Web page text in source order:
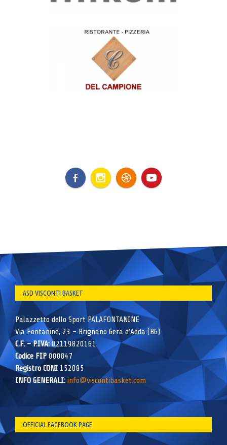
ASD VISCONTI BASKET
Palazzetto dello Sport PALAFONTANINE
Via Fontanine, 23 – Brignano Gera d’Adda (BG)
C.F. – P.IVA:02119820161
Codice FIP000847
Registro CONI 152085
INFO GENERALI: info@viscontibasket.com
OFFICIAL FACEBOOK PAGE